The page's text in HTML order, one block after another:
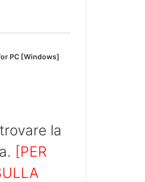
PC [Windows]
la
[PER